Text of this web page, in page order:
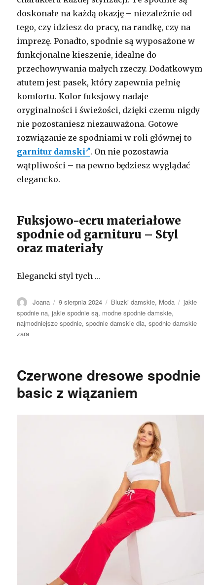
doskonałe na każdą okazję – niezależnie od
tego, czy idziesz do pracy, na randkę, czy na
imprezę. Ponadto, spodnie są wyposażone w
funkcjonalne kieszenie, idealne do
przechowywania małych rzeczy. Dodatkowym
atutem jest pasek, który zapewnia pełnię
komfortu. Kolor fuksjowy nadaje
oryginalności i świeżości, dzięki czemu nigdy
nie pozostaniesz niezauważona. Gotowe
rozwiązanie ze spodniami w roli głównej to
garnitur damski . On nie pozostawia
wątpliwości – na pewno będziesz wyglądać
elegancko.
Fuksjowo-ecru materiałowe
spodnie od garnituru – Styl
oraz materiały
Elegancki styl tych …
Autor
Joana Opublikowano
9 sierpnia 2024 Kategorie
Bluzki damskie, Moda Tagi
jakie
spodnie na,jakie spodnie są, modne spodnie damskie,
najmodniejsze spodnie,spodnie damskie dla,spodnie damskie
zara
Czerwone dresowe spodnie
basic z wiązaniem